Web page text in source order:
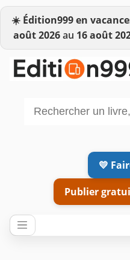
☀️ Édition999 en
août 2026au 16 août
💛
Publier